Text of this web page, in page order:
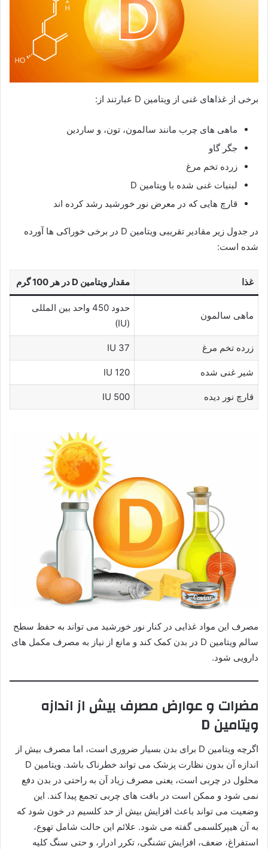
برخی از غذاهای غنی از ویتامین D عبارتند از:
ماهی های چرب مانند سالمون، تون، و ساردین
جگر گاو
زرده تخم مرغ
لبنیات غنی شده با ویتامین D
قارچ هایی که در معرض نور خورشید رشد کرده اند
در جدول زیر مقادیر تقریبی ویتامین D در برخی خوراکی ها آورده
شده است:
غذا مقدار ویتامین D در هر 100 گرم
ماهی سالمون
حدود 450 واحد بین المللی
(IU)
زرده تخم مرغ 37 IU
شیر غنی شده 120 IU
قارچ نور دیده 500 IU
مصرف این مواد غذایی در کنار نور خورشید می تواند به حفظ سطح
سالم ویتامین D در بدن کمک کند و مانع از نیاز به مصرف مکمل های
دارویی شود.
مضرات و عوارض مصرف بیش از اندازه
ویتامین D
اگرچه ویتامین D برای بدن بسیار ضروری است، اما مصرف بیش از
اندازه آن بدون نظارت پزشک می تواند خطرناک باشد. ویتامین D
محلول در چربی است، یعنی مصرف زیاد آن به راحتی در بدن دفع
نمی شود و ممکن است در بافت های چربی تجمع پیدا کند. این
وضعیت می تواند باعث افزایش بیش از حد کلسیم در خون شود که
به آن هیپرکلسمی گفته می شود. علائم این حالت شامل تهوع،
استفراغ، ضعف، افزایش تشنگی، تکرر ادرار، و حتی سنگ کلیه